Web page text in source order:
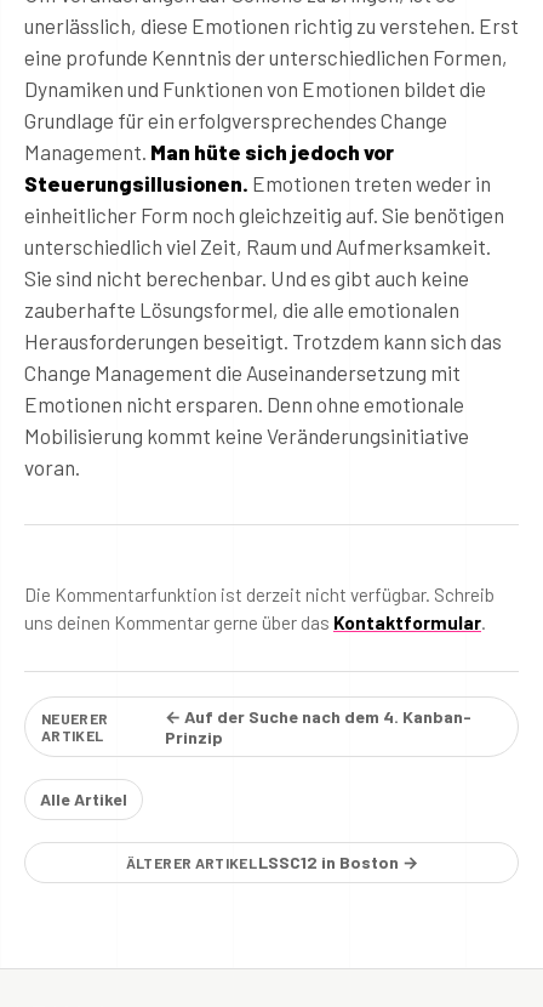
unerlässlich, diese Emotionen richtig zu verstehen. Erst
eine profunde Kenntnis der unterschiedlichen Formen,
Dynamiken und Funktionen von Emotionen bildet die
Grundlage für ein erfolgversprechendes Change
Management. Man hüte sich jedoch vor
Steuerungsillusionen. Emotionen treten weder in
einheitlicher Form noch gleichzeitig auf. Sie benötigen
unterschiedlich viel Zeit, Raum und Aufmerksamkeit.
Sie sind nicht berechenbar. Und es gibt auch keine
zauberhafte Lösungsformel, die alle emotionalen
Herausforderungen beseitigt. Trotzdem kann sich das
Change Management die Auseinandersetzung mit
Emotionen nicht ersparen. Denn ohne emotionale
Mobilisierung kommt keine Veränderungsinitiative
voran.
Die Kommentarfunktion ist derzeit nicht verfügbar. Schreib
uns deinen Kommentar gerne über das Kontaktformular
NEUERER
ARTIKEL
← Auf der Suche nach dem 4. Kanban-
Prinzip
Alle Artikel
ÄLTERER ARTIKEL LSSC12 in Boston →